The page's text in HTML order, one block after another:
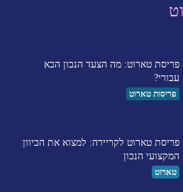
פריסת טארוט: מה הצעד הנכון הבא
עבורי?
פריסות טארוט
פריסת טארוט לקריירה: למצוא את הכיוון
המקצועי הנכון
טארוט